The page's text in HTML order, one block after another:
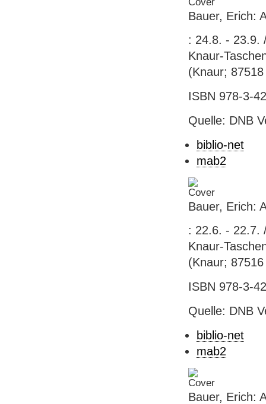
Bauer, Erich:
: 24.8. - 23.9.
Knaur-
(Knaur;
ISBN 978-3-
Quelle: DNB
biblio-net
mab2
Bauer, Erich:
: 22.6. - 22.7.
Knaur-
(Knaur;
ISBN 978-3-
Quelle: DNB
biblio-net
mab2
Bauer, Erich: